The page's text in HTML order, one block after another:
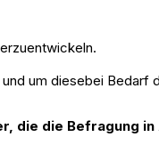
um diesebei Bedarf
die die Befragung